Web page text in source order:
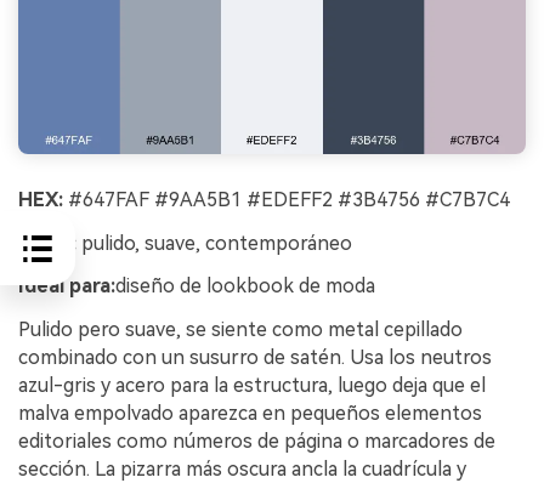
HEX: #647FAF #9AA5B1 #EDEFF2 #3B4756 #C7B7C4
Estilo: pulido, suave, contemporáneo
Ideal para:diseño de lookbook de moda
Pulido pero suave, se siente como metal cepillado
combinado con un susurro de satén. Usa los neutros
azul-gris y acero para la estructura, luego deja que el
malva empolvado aparezca en pequeños elementos
editoriales como números de página o marcadores de
sección. La pizarra más oscura ancla la cuadrícula y